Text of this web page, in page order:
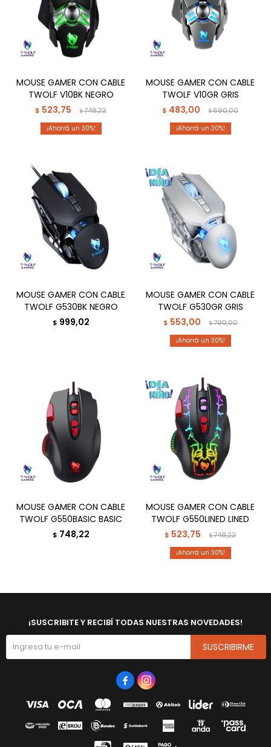
MOUSE GAMER CON CABLE
TWOLF V10BK NEGRO
$ 523,75 $748,22
30
MOUSE GAMER CON CABLE
TWOLF V10GR GRIS
$ 483,00 $690,00
30
MOUSE GAMER CON CABLE
TWOLF G530BK NEGRO
$ 999,02
MOUSE GAMER CON CABLE
TWOLF G530GR GRIS
$ 553,00 $790,00
30
MOUSE GAMER CON CABLE
TWOLF G550BASIC BASIC
$ 748,22
MOUSE GAMER CON CABLE
TWOLF G550LINED LINED
$ 523,75 $748,22
30
¡SUSCRIBITE Y RECIBÍ TODAS NUESTRAS NOVEDADES!
SUSCRIBIRME
 